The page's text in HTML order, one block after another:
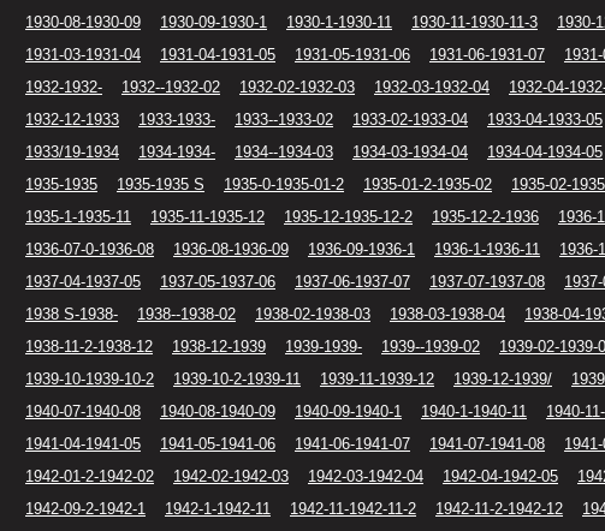
1930-08-1930-09
1930-09-1930-1 1930-1-1930-11 1930-11-1930-11-3 1930-
1931-03-1931-04
1931-04-1931-05 1931-05-1931-06 1931-06-1931-07
1932-1932-
1932--1932-02 1932-02-1932-03 1932-03-1932-04 1932-04-
1932-12-1933
1933-1933- 1933--1933-02 1933-02-1933-04 1933-04-1933-05
1933/19-1934
1934-1934- 1934--1934-03 1934-03-1934-04 1934-04-1934-05
1935-1935
1935-1935 S 1935-0-1935-01-2 1935-01-2-1935-02 1935-02-
1935-1-1935-11
1935-11-1935-12 1935-12-1935-12-2 1935-12-2-1936 1936-
1936-07-0-1936-08
1936-08-1936-09 1936-09-1936-1 1936-1-1936-11 1936-
1937-04-1937-05
1937-05-1937-06 1937-06-1937-07 1937-07-1937-08
1938 S-1938-
1938--1938-02 1938-02-1938-03 1938-03-1938-04 1938-04-
1938-11-2-1938-12
1938-12-1939 1939-1939- 1939--1939-02 1939-02-1939-
1939-10-1939-10-2
1939-10-2-1939-11 1939-11-1939-12 1939-12-1939/
1940-07-1940-08
1940-08-1940-09 1940-09-1940-1 1940-1-1940-11 1940-
1941-04-1941-05
1941-05-1941-06 1941-06-1941-07 1941-07-1941-08
1942-01-2-1942-02
1942-02-1942-03 1942-03-1942-04 1942-04-1942-05
1942-09-2-1942-1
1942-1-1942-11 1942-11-1942-11-2 1942-11-2-1942-12